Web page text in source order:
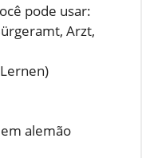
pode usar:
Arzt,
alemão